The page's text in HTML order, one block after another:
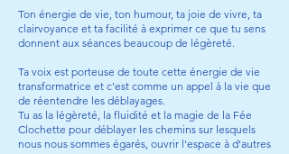
Ton énergie de vie, ton humour, ta joie de vivre, ta
clairvoyance et ta facilité à exprimer ce que tu sens
donnent aux séances beaucoup de légèreté.
Ta voix est porteuse de toute cette énergie de vie
transformatrice et c'est comme un appel à la vie que
de réentendre les déblayages.
Tu as la légèreté, la fluidité et la magie de la Fée
Clochette pour déblayer les chemins sur lesquels
nous nous sommes égarés, ouvrir l'espace à d'autres